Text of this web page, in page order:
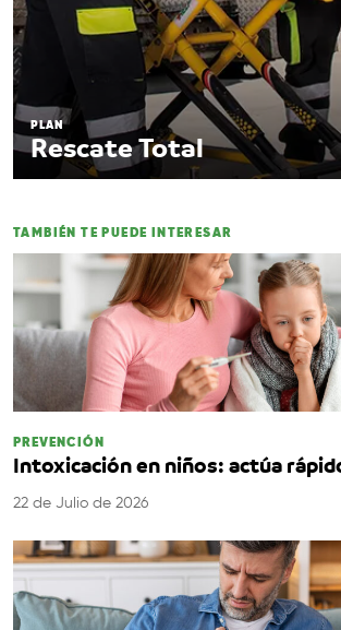
PLAN
Rescate Total
TAMBIÉN TE PUEDE INTERESAR
PREVENCIÓN
Intoxicación en niños: actúa
22 de Julio de 2026